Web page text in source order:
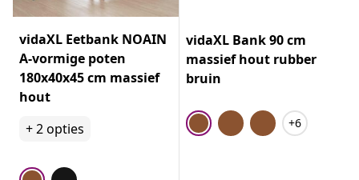
vidaXL Eetbank NOAIN
A-vormige poten
180x40x45 cm massief
hout
+2opties
vidaXL Bank 90 cm
massief hout rubber
bruin
+6